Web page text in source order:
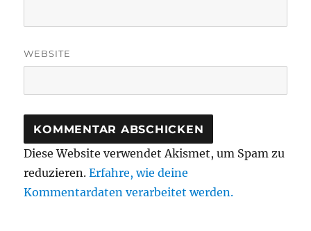
WEBSITE
Diese Website verwendet Akismet, um Spam zu
reduzieren.Erfahre, wie deine
Kommentardaten verarbeitet werden.